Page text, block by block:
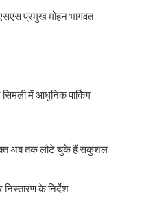
प्रमुख मोहन भागवत
में आधुनिक पार्किंग
अब तक लौटे चुके हैं सकुशल
निस्तारण के निर्देश